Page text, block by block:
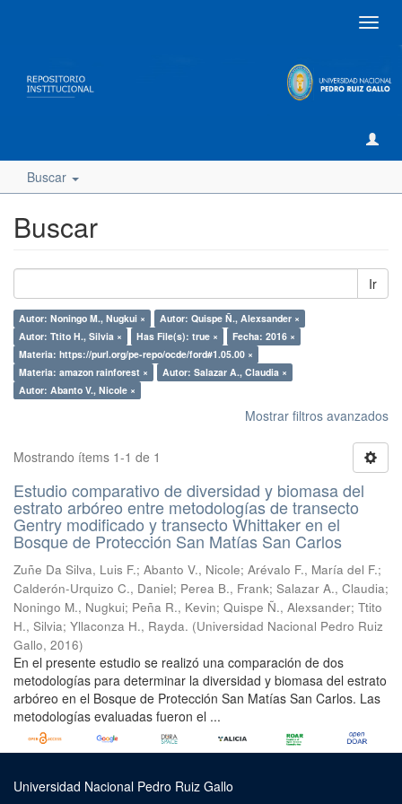
Buscar
Buscar
Ir
Autor: Noningo M., Nugkui ×
Autor: Quispe Ñ., Alexsander ×
Autor: Ttito H., Silvia ×
Has File(s): true ×
Fecha: 2016 ×
Materia: https://purl.org/pe-repo/ocde/ford#1.05.00 ×
Materia: amazon rainforest ×
Autor: Salazar A., Claudia ×
Autor: Abanto V., Nicole ×
Mostrar filtros avanzados
Mostrando ítems 1-1 de 1
Estudio comparativo de diversidad y biomasa del
estrato arbóreo entre metodologías de transecto
Gentry modificado y transecto Whittaker en el
Bosque de Protección San Matías San Carlos
Zuñe Da Silva, Luis F.; Abanto V., Nicole; Arévalo F., María del F.;
Calderón-Urquizo C., Daniel; Perea B., Frank; Salazar A., Claudia;
Noningo M., Nugkui; Peña R., Kevin; Quispe Ñ., Alexsander; Ttito
H., Silvia; Yllaconza H., Rayda. (Universidad Nacional Pedro Ruiz
Gallo, 2016)
En el presente estudio se realizó una comparación de dos
metodologías para determinar la diversidad y biomasa del estrato
arbóreo en el Bosque de Protección San Matías San Carlos. Las
metodologías evaluadas fueron el ...
Universidad Nacional Pedro Ruiz Gallo